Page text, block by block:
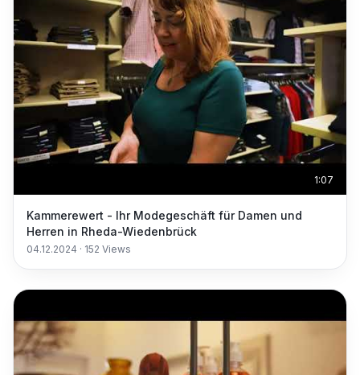
1:07
Kammerewert - Ihr Modegeschäft für Damen und
Herren in Rheda-Wiedenbrück
04.12.2024 · 152 Views